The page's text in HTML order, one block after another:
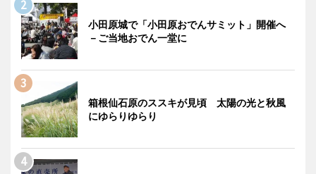
小田原城で「小田原おでんサミット」開催へ
－ご当地おでん一堂に
箱根仙石原のススキが見頃 太陽の光と秋風
にゆらりゆらり